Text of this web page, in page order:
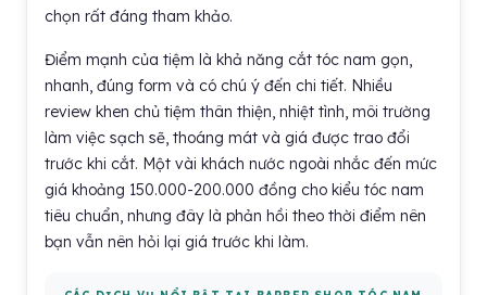
chọn rất đáng tham khảo.
Điểm mạnh của tiệm là khả năng cắt tóc nam gọn,
nhanh, đúng form và có chú ý đến chi tiết. Nhiều
review khen chủ tiệm thân thiện, nhiệt tình, môi trường
làm việc sạch sẽ, thoáng mát và giá được trao đổi
trước khi cắt. Một vài khách nước ngoài nhắc đến mức
giá khoảng 150.000-200.000 đồng cho kiểu tóc nam
tiêu chuẩn, nhưng đây là phản hồi theo thời điểm nên
bạn vẫn nên hỏi lại giá trước khi làm.